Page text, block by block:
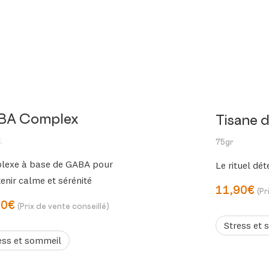
Complex
à base de GABA pour
calme et sérénité
(Prix de vente conseillé)
et sommeil
Tisane
75gr
Le rituel
11,90€
Stress et